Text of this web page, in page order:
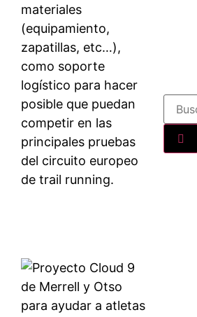
materiales
(equipamiento,
zapatillas, etc…),
como soporte
logístico para hacer
posible que puedan
competir en las
principales pruebas
del circuito europeo
de trail running.